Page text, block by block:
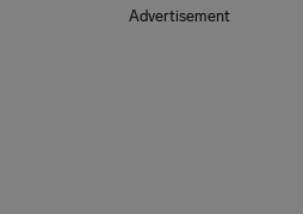
Advertisement